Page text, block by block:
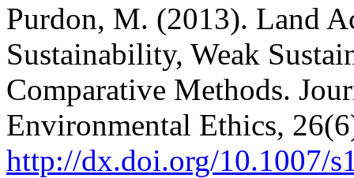
Purdon, M. (2013). Land
Sustainability, Weak
Comparative Methods.
Environmental Ethics,
http://dx.doi.org/10.1007/